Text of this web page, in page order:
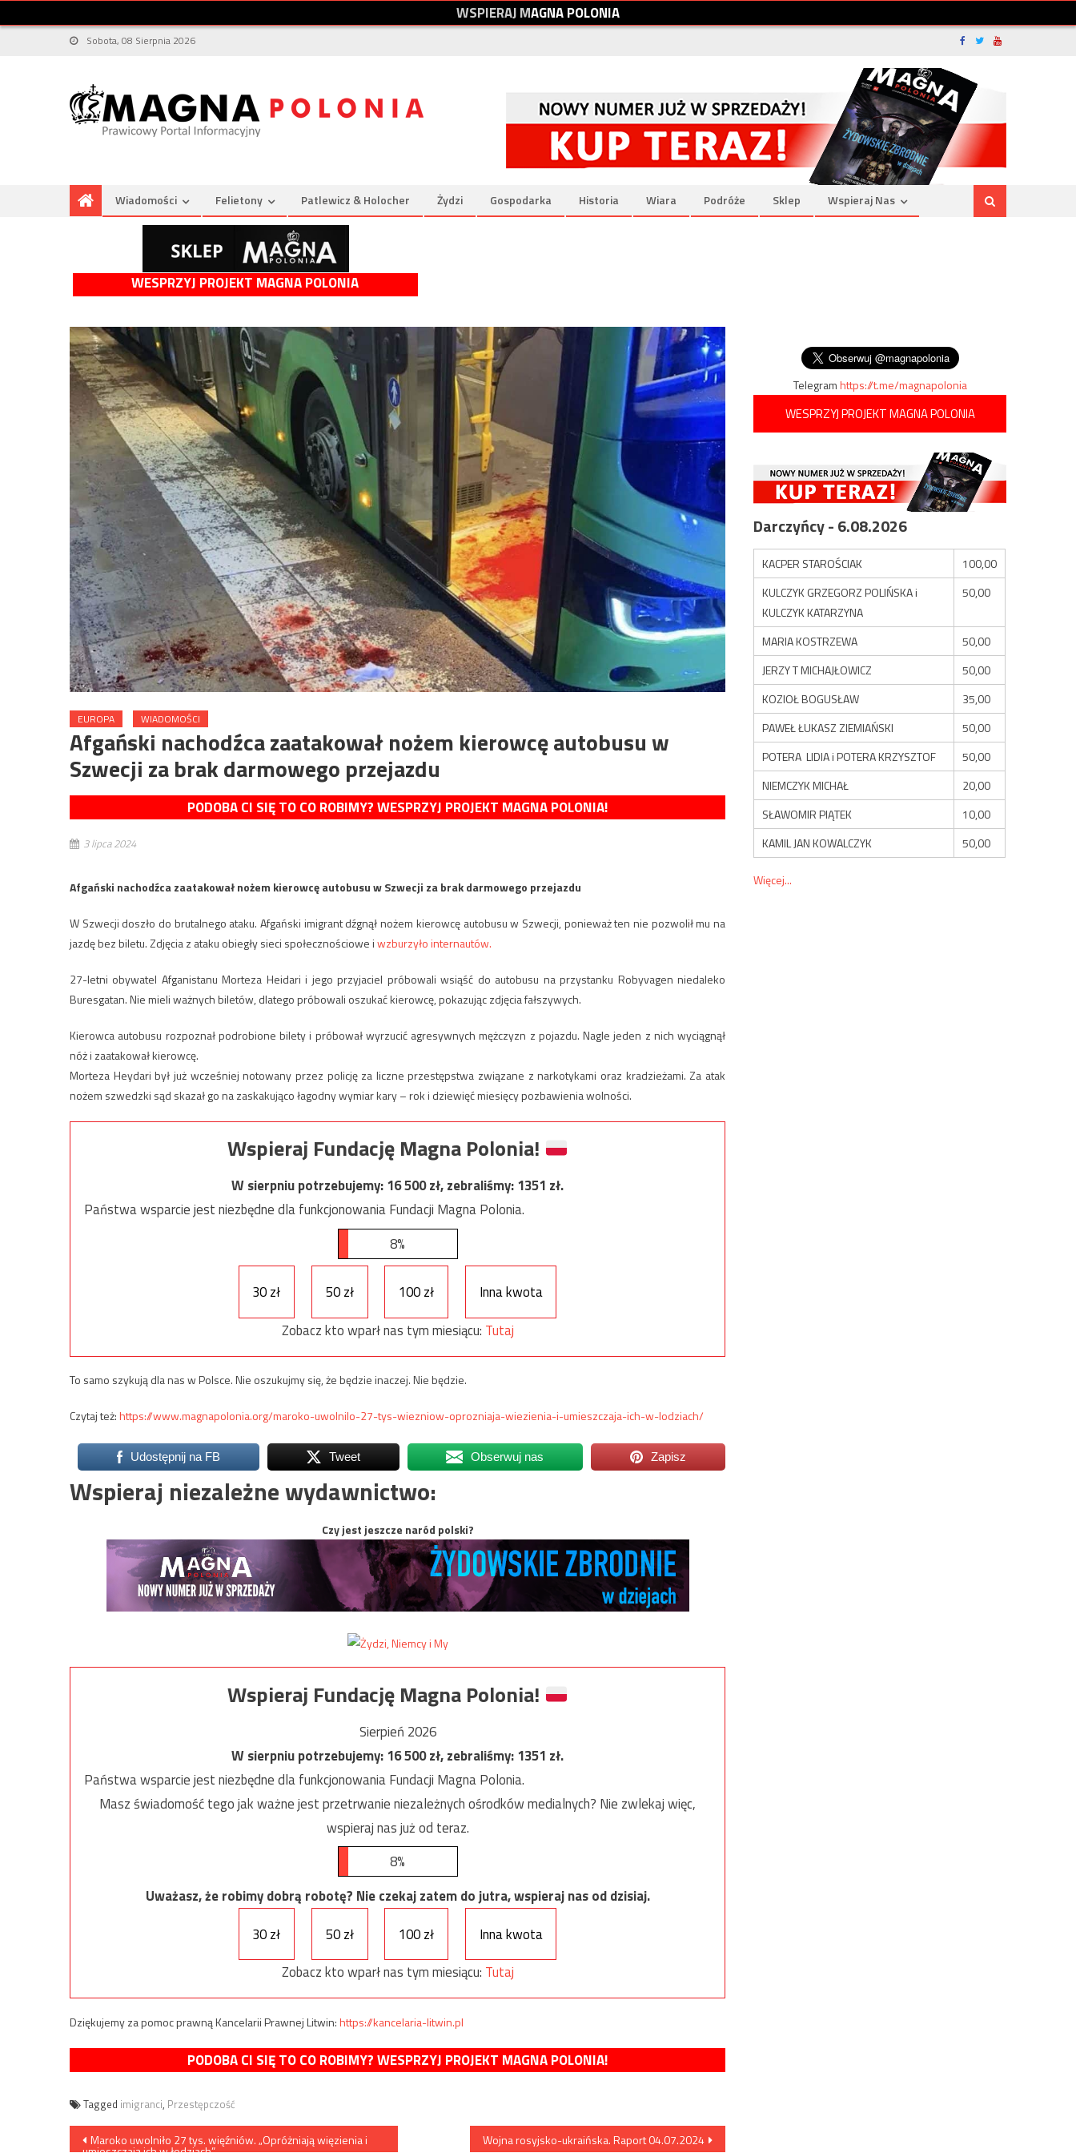
WSPIERAJMAGNAPOLONIA
Sobota, 08 Sierpnia 2026
Wiadomości Felietony Patlewicz & Holocher Żydzi Gospodarka Historia Wiara Podróże Sklep Wspieraj Nas
WESPRZYJ PROJEKT MAGNA POLONIA
EUROPA WIADOMOŚCI
Afgański nachodźca zaatakował nożem kierowcę autobusu w
Szwecji za brak darmowego przejazdu
PODOBA CI SIĘ TO CO ROBIMY? WESPRZYJ PROJEKT MAGNA POLONIA!
3 lipca 2024
Afgański nachodźca zaatakował nożem kierowcę autobusu w Szwecji za brak darmowego przejazdu
W Szwecji doszło do brutalnego ataku. Afgański imigrant dźgnął nożem kierowcę autobusu w Szwecji, ponieważ ten nie pozwolił mu na
jazdę bez biletu. Zdjęcia z ataku obiegły sieci społecznościowe iwzburzyło internautów.
27-letni obywatel Afganistanu Morteza Heidari i jego przyjaciel próbowali wsiąść do autobusu na przystanku Robyvagen niedaleko
Buresgatan. Nie mieli ważnych biletów, dlatego próbowali oszukać kierowcę, pokazując zdjęcia fałszywych.
Kierowca autobusu rozpoznał podrobione bilety i próbował wyrzucić agresywnych mężczyzn z pojazdu. Nagle jeden z nich wyciągnął
nóż i zaatakował kierowcę.
Morteza Heydari był już wcześniej notowany przez policję za liczne przestępstwa związane z narkotykami oraz kradzieżami. Za atak
nożem szwedzki sąd skazał go na zaskakująco łagodny wymiar kary – rok i dziewięć miesięcy pozbawienia wolności.
Wspieraj Fundację Magna Polonia!
W sierpniu potrzebujemy:16 500zł, zebraliśmy:1351 zł.
Państwa wsparcie jest niezbędne dla funkcjonowania Fundacji Magna Polonia.
8%
30 zł 50 zł 100 zł
Inna kwota
Zobacz kto wparł nas tym miesiącu: Tutaj
To samo szykują dla nas w Polsce. Nie oszukujmy się, że będzie inaczej. Nie będzie.
Czytaj też:https://www.magnapolonia.org/maroko-uwolnilo-27-tys-wiezniow-oprozniaja-wiezienia-i-umieszczaja-ich-w-lodziach/
Udostępnij na FB Tweet Obserwuj nas Zapisz
Wspieraj niezależne wydawnictwo:
Czy jest jeszcze naród polski?
Wspieraj Fundację Magna Polonia!
Sierpień 2026
W sierpniu potrzebujemy:16 500zł, zebraliśmy:1351 zł.
Państwa wsparcie jest niezbędne dla funkcjonowania Fundacji Magna Polonia.
Masz świadomość tego jak ważne jest przetrwanie niezależnych ośrodków medialnych? Nie zwlekaj więc,
wspieraj nas już od teraz.
8%
Uważasz, że robimy dobrą robotę? Nie czekaj zatem do jutra, wspieraj nas od dzisiaj.
30 zł
50 zł 100 zł
Inna kwota
Zobacz kto wparł nas tym miesiącu: Tutaj
Dziękujemy za pomoc prawną Kancelarii Prawnej Litwin:https://kancelaria-litwin.pl
PODOBA CI SIĘ TO CO ROBIMY? WESPRZYJ PROJEKT MAGNA POLONIA!
Tagged imigranci, Przestępczość
Nawigacja
Maroko uwolniło 27 tys. więźniów. „Opróżniają więzienia i Wojna rosyjsko-ukraińska. Raport 04.07.2024
Telegramhttps://t.me/magnapolonia
WESPRZYJ PROJEKT MAGNA POLONIA
Darczyńcy - 6.08.2026
KACPER STAROŚCIAK
100,00
KULCZYK GRZEGORZ POLIŃSKA i
KULCZYK KATARZYNA
50,00
MARIA KOSTRZEWA
50,00
JERZY T MICHAJŁOWICZ
50,00
KOZIOŁ BOGUSŁAW
35,00
PAWEŁ ŁUKASZ ZIEMIAŃSKI
50,00
POTERA LIDIA i POTERA KRZYSZTOF
50,00
NIEMCZYK MICHAŁ
20,00
SŁAWOMIR PIĄTEK
10,00
KAMIL JAN KOWALCZYK
50,00
Więcej...